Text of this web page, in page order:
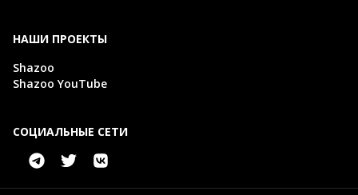
НАШИ ПРОЕКТЫ
Shazoo
Shazoo YouTube
СОЦИАЛЬНЫЕ СЕТИ